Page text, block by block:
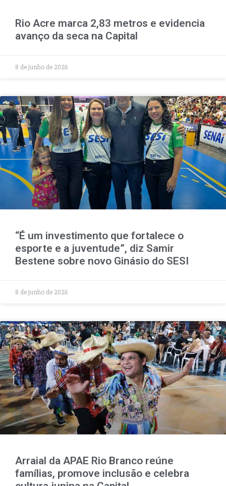
Rio Acre marca 2,83 metros e evidencia
avanço da seca na Capital
8 de junho de 2026
“É um investimento que fortalece o
esporte e a juventude”, diz Samir
Bestene sobre novo Ginásio do SESI
8 de junho de 2026
Arraial da APAE Rio Branco reúne
famílias, promove inclusão e celebra